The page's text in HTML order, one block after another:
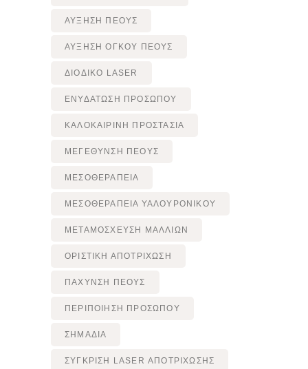
ΑΎΞΗΣΗ ΠΈΟΥΣ
ΑΎΞΗΣΗ ΌΓΚΟΥ ΠΈΟΥΣ
ΔΙΟΔΙΚΟ LASER
ΕΝΥΔΑΤΩΣΗ ΠΡΟΣΩΠΟΥ
ΚΑΛΟΚΑΙΡΙΝΗ ΠΡΟΣΤΑΣΙΑ
ΜΕΓΈΘΥΝΣΗ ΠΈΟΥΣ
ΜΕΣΟΘΕΡΑΠΕΙΑ
ΜΕΣΟΘΕΡΑΠΕΙΑ ΥΑΛΟΥΡΟΝΙΚΟΥ
ΜΕΤΑΜΟΣΧΕΥΣΗ ΜΑΛΛΙΩΝ
ΟΡΙΣΤΙΚΗ ΑΠΟΤΡΙΧΩΣΗ
ΠΆΧΥΝΣΗ ΠΈΟΥΣ
ΠΕΡΙΠΟΙΗΣΗ ΠΡΟΣΩΠΟΥ
ΣΗΜΑΔΙΑ
ΣΥΓΚΡΙΣΗ LASER ΑΠΟΤΡΙΧΩΣΗΣ